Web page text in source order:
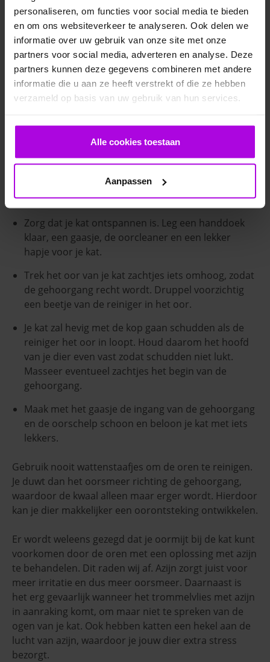
personaliseren, om functies voor social media te bieden
en om ons websiteverkeer te analyseren. Ook delen we
informatie over uw gebruik van onze site met onze
partners voor social media, adverteren en analyse. Deze
partners kunnen deze gegevens combineren met andere
informatie die u aan ze heeft verstrekt of die ze hebben
verzameld op basis van uw gebruik van hun services.
Alle cookies toestaan
Aanpassen
verergeren.
Kan ik oormijt voorkomen bij mijn kat?
Je kunt oormijt bij je kat eigenlijk niet voorkomen.
Eventueel kun je de oren van je kat schoonhouden
met een speciale oorcleaner voor katten, zodat mijten
minder kans hebben. Bij een gezonde kat is het
oren zichzelf schoon houden. Enkel wanneer je kat
worden om erger te voorkomen.
Ga bij het reinigen als volgt te werk:
Zorg dat je kat ontspannen is. Leg een handdoek
klaar, een gaasje, de oorcleaner en een lekker
hapje voor je kat.
Trek het oor van je kat zachtjes iets omhoog, zodat
de gehoorgang recht wordt. Druppel voorzichtig
een beetje van de reiniger in het oor.
Je kat zal hevig met de kop gaan schudden als de
reiniger het oor in loopt. Houd daarom het hoofd
van je dier even vast zodat schudden niet lukt.
Masseer eventueel zachtjes het begin van de
gehoorgang.
Maak met het gaasje de ingang van de gehoorgang
en de oorschelp schoon en beloon je kat met iets
lekkers.
Gebruik nooit wattenstaafjes om de oren te reinigen.
Je duwt dan het oorsmeer richting de gehoorgang,
waardoor de kwaal alleen maar erger wordt. Hierdoor
kan je dier makkelijker een oorontsteking ontwikkelen.
Er wordt weleens gezegd dat je oormijt bij de kat kunt
voorkomen door de oren met een oplossing met azijn
te behandelen. Dit raden wij af. Azijn zorgt juist voor
meer irritatie en dus meer oorsmeer. Daarnaast is
het erg gevaarlijk wanneer het trommelvlies met azijn
in aanraking komt, om maar niet te spreken van de
ogen van je kat. Ook hebben katten een hekel aan de
lucht van azijn, waardoor je jouw dier extra stress
bezorgt.